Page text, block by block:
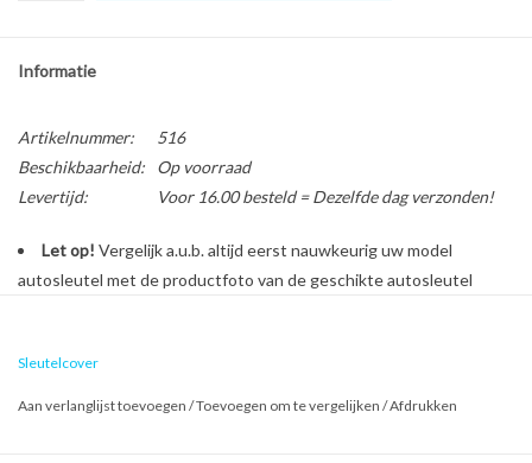
Informatie
Artikelnummer:
516
Beschikbaarheid:
Op voorraad
Levertijd:
Voor 16.00 besteld = Dezelfde dag verzonden!
Let op! Vergelijk a.u.b. altijd eerst nauwkeurig uw model
autosleutel met de productfoto van de geschikte autosleutel
Sleutelcover
Aan verlanglijst toevoegen /Toevoegen om te vergelijken /Afdrukken